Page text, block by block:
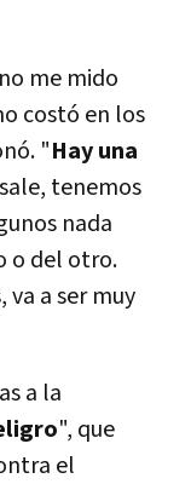
me mido
costó en los
"Hay una
tenemos
nada
o del otro.
va a ser muy
a la
", que
el